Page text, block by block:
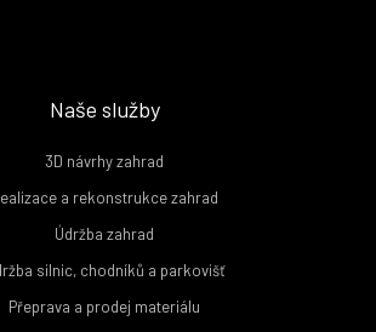
Naše služby
3D návrhy zahrad
a rekonstrukce zahrad
Údržba zahrad
silnic, chodníků a parkovišť
Přeprava a prodej materiálu